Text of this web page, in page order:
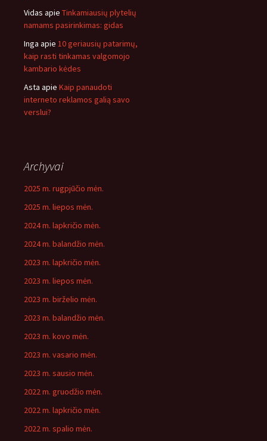
Vidas apie Tinkamiausių plytelių
namams pasirinkimas: gidas
Inga apie 10 geriausių patarimų,
kaip rasti tinkamas valgomojo
kambario kėdes
Asta apie Kaip panaudoti
interneto reklamos galią savo
verslui?
Archyvai
2025 m. rugpjūčio mėn.
2025 m. liepos mėn.
2024 m. lapkričio mėn.
2024 m. balandžio mėn.
2023 m. lapkričio mėn.
2023 m. liepos mėn.
2023 m. birželio mėn.
2023 m. balandžio mėn.
2023 m. kovo mėn.
2023 m. vasario mėn.
2023 m. sausio mėn.
2022 m. gruodžio mėn.
2022 m. lapkričio mėn.
2022 m. spalio mėn.